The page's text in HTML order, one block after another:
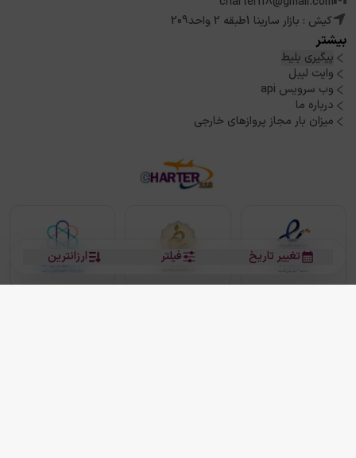
ارزانترین فیلتر تغییر تاریخ
کیش : بازار سارینا 1طبقه 2 واحد209
بیشتر
پیگیری بلیط
وایت لیبل
وب سرویس api
درباره ما
میزان بار مجاز پروازهای خارجی